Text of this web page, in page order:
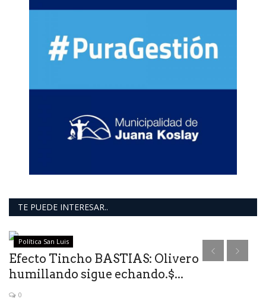
TE PUEDE INTERESAR..
Política San Luis
Efecto Tincho BASTIAS: Olivero
humillando sigue echando.$...
0